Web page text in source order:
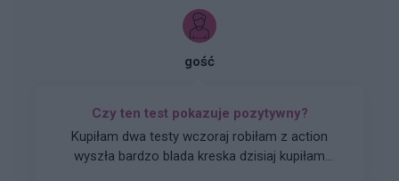
jest ryzyko ciąży.
gość
Czy ten test pokazuje pozytywny?
Kupiłam dwa testy wczoraj robiłam z action
wyszła bardzo blada kreska dzisiaj kupiłam